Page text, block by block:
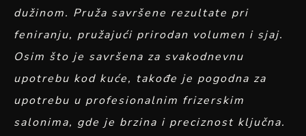
dužinom. Pruža savršene rezultate pri
feniranju, pružajući prirodan volumen i sjaj.
Osim što je savršena za svakodnevnu
upotrebu kod kuće, takođe je pogodna za
upotrebu u profesionalnim frizerskim
salonima, gde je brzina i preciznost ključna.